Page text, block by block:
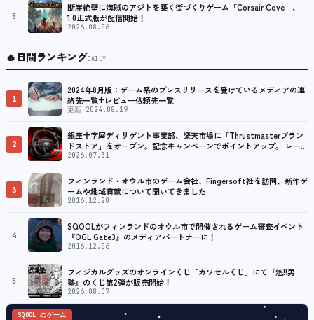
5
断崖絶壁に海賊のアジトを築く街づくりゲーム「Corsair Cove」、
1.0正式版が配信開始！
2026.08.06
🔥日間ランキングDAILY
1
2024年8月版：ゲーム系のプレスリリースを受けているメディアの連
絡先一覧+レビュー依頼先一覧
更新 2024.08.19
2
銀座十字屋ディリゲント事業部、楽天市場に「Thrustmasterブラン
ドストア」をオープン。記念キャンペーンでポイントアップ。 レーシ
ング／フライトシム向けコントローラーを中心に、幅広くラインナッ
2026.07.31
3
フィンランド・オウル市のゲーム会社、Fingersoft社を訪問、新作ゲ
ームや地域貢献について聞いてきました
2016.12.20
4
SQOOLがフィンランドのオウル市で開催されるゲーム審査イベント
『OGL Gate3』のメディアパートナーに！
2016.12.06
5
フィジカルグッズのオンラインくじ「カワセルくじ」にて『魁!!男
塾』のくじ第2弾が販売開始！
2026.08.07
SQOOL のゲーム